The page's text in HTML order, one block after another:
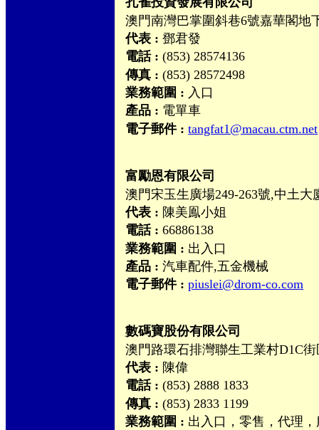
澳門南灣巴掌圍斜巷6號嘉華閣地
代表 :鄧君發
電話 :(853) 28574136
傳真 :(853) 28572498
業務範圍 : 入口
產品 : 電單車
電子郵件 :tangfat1@macau.ctm.net
富勵恩有限公司
澳門宋玉生廣場249-263號,中土大
代表 : 陳美鳯小姐
電話 :66886138
業務範圍 : 出入口
產品 :汽車配件,五金機械
電子郵件 :piuslei@drom-co.com
數碼寶股份有限公司
澳門路環石排灣聯生工業村D1C街
代表 : 陳偉
電話 :(853) 2888 1833
傳真 :(853) 2833 1199
業務範圍 : 出入口，零售，代理